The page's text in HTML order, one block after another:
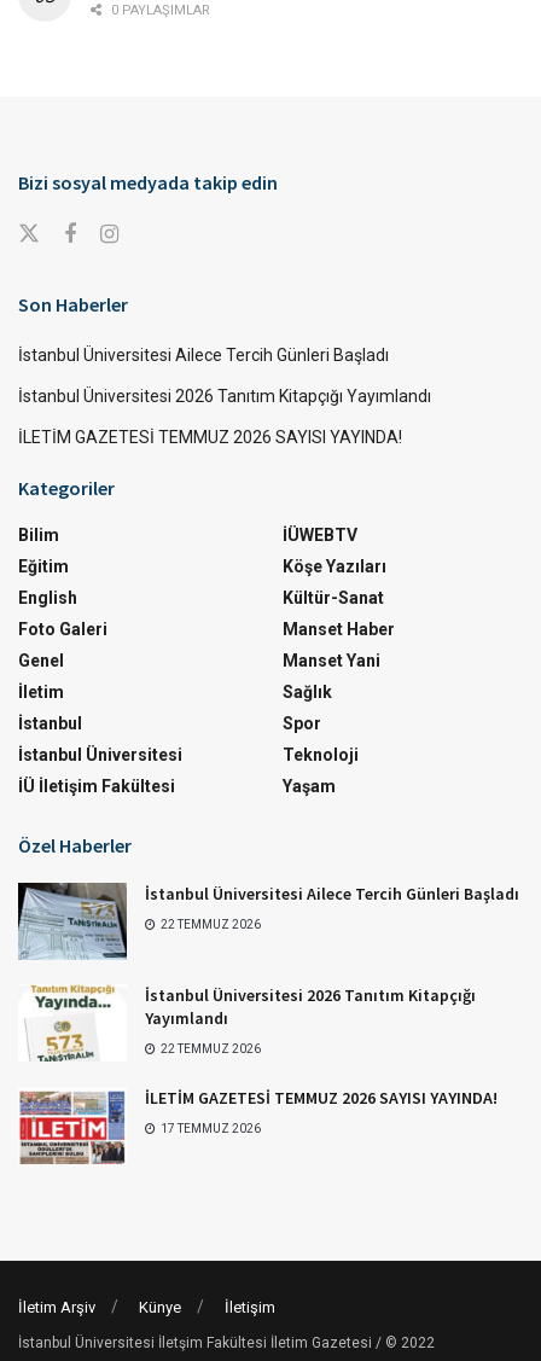
0 PAYLAŞIMLAR
Bizi sosyal medyada takip edin
Son Haberler
İstanbul Üniversitesi Ailece Tercih Günleri Başladı
İstanbul Üniversitesi 2026 Tanıtım Kitapçığı Yayımlandı
İLETİM GAZETESİ TEMMUZ 2026 SAYISI YAYINDA!
Kategoriler
Bilim
Eğitim
English
Foto Galeri
Genel
İletim
İstanbul
İstanbul Üniversitesi
İÜ İletişim Fakültesi
İÜWEBTV
Köşe Yazıları
Kültür-Sanat
Manset Haber
Manset Yani
Sağlık
Spor
Teknoloji
Yaşam
Özel Haberler
İstanbul Üniversitesi Ailece Tercih Günleri Başladı
22 TEMMUZ 2026
İstanbul Üniversitesi 2026 Tanıtım Kitapçığı
Yayımlandı
22 TEMMUZ 2026
İLETİM GAZETESİ TEMMUZ 2026 SAYISI YAYINDA!
17 TEMMUZ 2026
İletim Arşiv Künye İletişim
İstanbul Üniversitesi İletşim Fakültesi İletim Gazetesi / © 2022